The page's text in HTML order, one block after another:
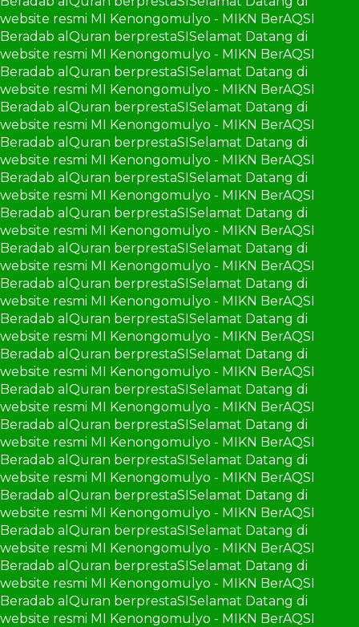
website resmi MI Kenongomulyo - MIKN BerAQSI
Beradab alQuran berprestaSISelamat Datang di
website resmi MI Kenongomulyo - MIKN BerAQSI
Beradab alQuran berprestaSISelamat Datang di
website resmi MI Kenongomulyo - MIKN BerAQSI
Beradab alQuran berprestaSISelamat Datang di
website resmi MI Kenongomulyo - MIKN BerAQSI
Beradab alQuran berprestaSISelamat Datang di
website resmi MI Kenongomulyo - MIKN BerAQSI
Beradab alQuran berprestaSISelamat Datang di
website resmi MI Kenongomulyo - MIKN BerAQSI
Beradab alQuran berprestaSISelamat Datang di
website resmi MI Kenongomulyo - MIKN BerAQSI
Beradab alQuran berprestaSISelamat Datang di
website resmi MI Kenongomulyo - MIKN BerAQSI
Beradab alQuran berprestaSISelamat Datang di
website resmi MI Kenongomulyo - MIKN BerAQSI
Beradab alQuran berprestaSISelamat Datang di
website resmi MI Kenongomulyo - MIKN BerAQSI
Beradab alQuran berprestaSISelamat Datang di
website resmi MI Kenongomulyo - MIKN BerAQSI
Beradab alQuran berprestaSISelamat Datang di
website resmi MI Kenongomulyo - MIKN BerAQSI
Beradab alQuran berprestaSISelamat Datang di
website resmi MI Kenongomulyo - MIKN BerAQSI
Beradab alQuran berprestaSISelamat Datang di
website resmi MI Kenongomulyo - MIKN BerAQSI
Beradab alQuran berprestaSISelamat Datang di
website resmi MI Kenongomulyo - MIKN BerAQSI
Beradab alQuran berprestaSISelamat Datang di
website resmi MI Kenongomulyo - MIKN BerAQSI
Beradab alQuran berprestaSISelamat Datang di
website resmi MI Kenongomulyo - MIKN BerAQSI
Beradab alQuran berprestaSISelamat Datang di
website resmi MI Kenongomulyo - MIKN BerAQSI